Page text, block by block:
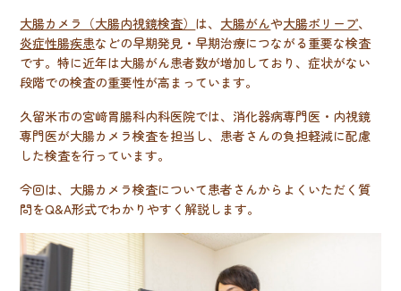
大腸カメラ（大腸内視鏡検査） は、 大腸がんや大腸ポリープ、
炎症性腸疾患などの早期発見・早期治療につながる重要な検査
です。特に近年は大腸がん患者数が増加しており、症状がない
段階での検査の重要性が高まっています。
久留米市の宮﨑胃腸科内科医院では、消化器病専門医・内視鏡
専門医が大腸カメラ検査を担当し、患者さんの負担軽減に配慮
した検査を行っています。
今回は、大腸カメラ検査について患者さんからよくいただく質
問をQ&A形式でわかりやすく解説します。